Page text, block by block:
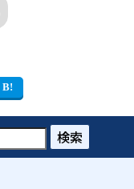
検索